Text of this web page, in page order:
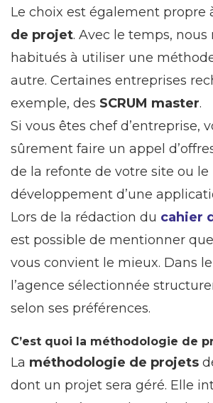
Le choix est également propre
de projet. Avec le temps,
habitués à utiliser une
autre. Certaines entreprises
exemple, des SCRUM master.
Si vous êtes chef d’entreprise,
sûrement faire un appel
de la refonte de votre site ou le
développement d’une
Lors de la rédaction du cahier
est possible de mentionner
vous convient le mieux. Dans
l’agence sélectionnée
selon ses préférences.
C’est quoi la méthodologie de
La méthodologie de projets
dont un projet sera géré. Elle